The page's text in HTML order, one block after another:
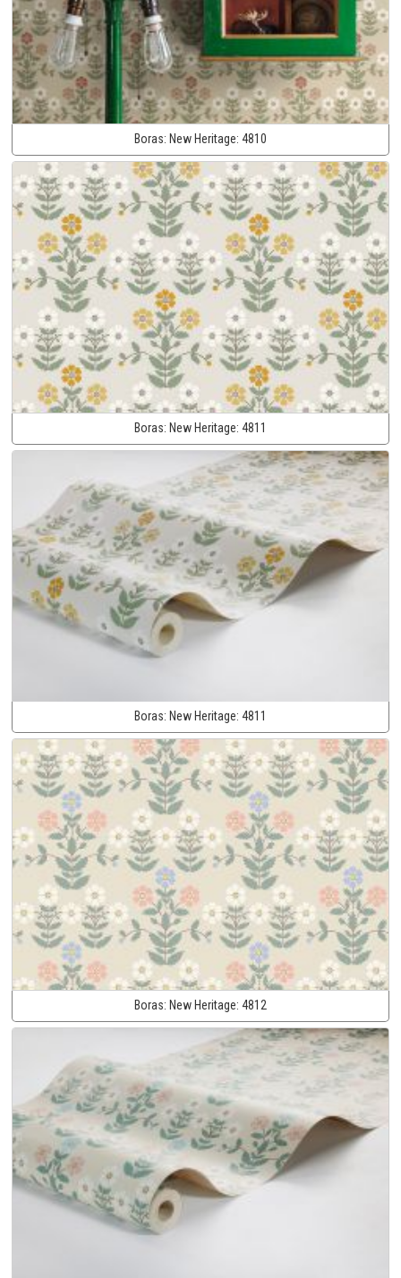
Boras: New Heritage: 4810
Boras: New Heritage: 4811
Boras: New Heritage: 4811
Boras: New Heritage: 4812